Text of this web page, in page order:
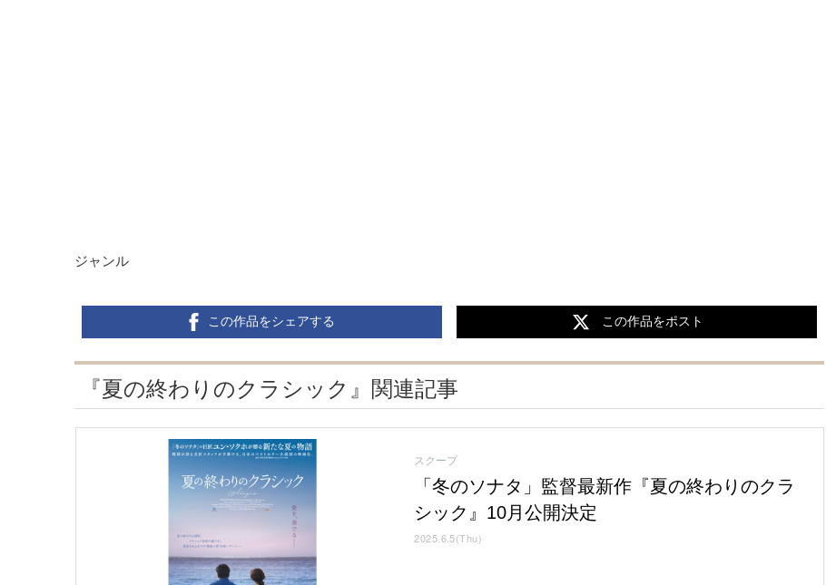
ジャンル
この作品をシェアする この作品をポスト
『夏の終わりのクラシック』関連記事
スクープ
「冬のソナタ」監督最新作『夏の終わりのクラ
シック』10月公開決定
2025.6.5(Thu)